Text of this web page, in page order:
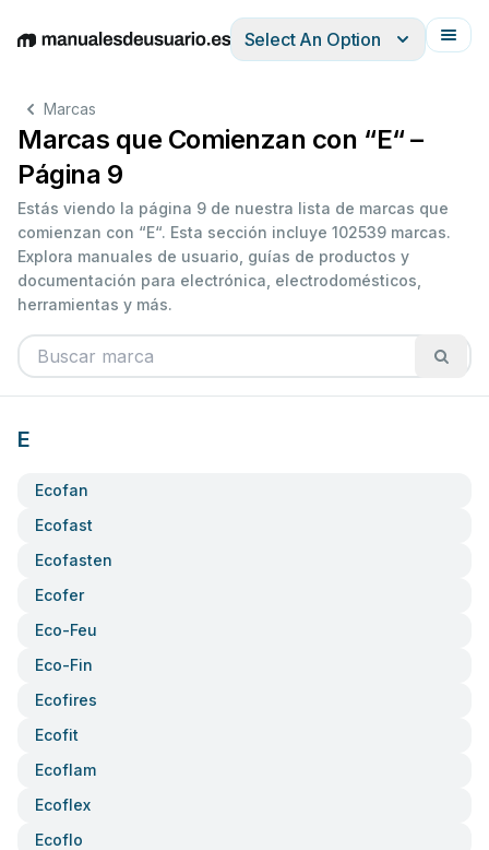
EnglishDeutschEspañolItalianoFrançais
Select An Option
Marcas
Marcas que Comienzan con “E“ –
Página 9
Estás viendo la página 9 de nuestra lista de marcas que
comienzan con “E“. Esta sección incluye 102539 marcas.
Explora manuales de usuario, guías de productos y
documentación para electrónica, electrodomésticos,
herramientas y más.
E
Ecofan
Ecofast
Ecofasten
Ecofer
Eco-Feu
Eco-Fin
Ecofires
Ecofit
Ecoflam
Ecoflex
Ecoflo